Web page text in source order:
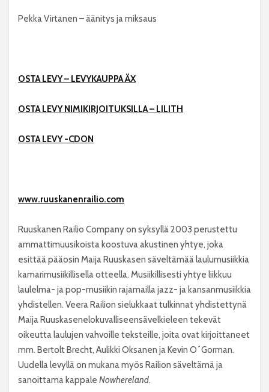
Pekka Virtanen – äänitys ja miksaus
OSTA LEVY – LEVYKAUPPA ÄX
OSTA LEVY NIMIKIRJOITUKSILLA – LILITH
OSTA LEVY -CDON
www.ruuskanenrailio.com
Ruuskanen Railio Company on syksyllä 2003 perustettu
ammattimuusikoista koostuva akustinen yhtye, joka
esittää pääosin Maija Ruuskasen säveltämää laulumusiikkia
kamarimusiikillisella otteella. Musiikillisesti yhtye liikkuu
laulelma- ja pop-musiikin rajamailla jazz- ja kansanmusiikkia
yhdistellen. Veera Railion sielukkaat tulkinnat yhdistettynä
Maija Ruuskasenelokuvalliseensävelkieleen tekevät
oikeutta laulujen vahvoille teksteille, joita ovat kirjoittaneet
mm. Bertolt Brecht, Aulikki Oksanen ja Kevin O´Gorman.
Uudella levyllä on mukana myös Railion säveltämä ja
sanoittama kappale Nowhereland.